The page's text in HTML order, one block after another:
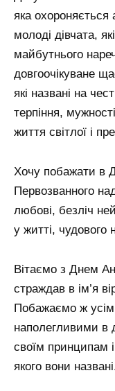
яка
молоді дівчата,
майбутнього
довгоочікуване
які названі на
терпіння,
життя світлої і
Хочу побажати в
Первозванного
любові, безліч
у житті, чудового
Вітаємо з Днем
страждав в ім’я
Побажаємо ж
наполегливими в
своїм принципам
якого вони